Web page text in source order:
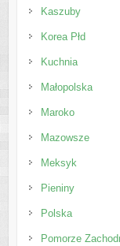
Kaszuby
Korea Płd
Kuchnia
Małopolska
Maroko
Mazowsze
Meksyk
Pieniny
Polska
Pomorze